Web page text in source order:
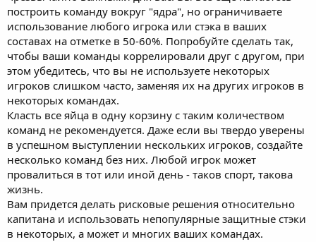
построить команду вокруг "ядра", но ограничиваете
использование любого игрока или стэка в ваших
составах на отметке в 50-60%. Попробуйте сделать так,
чтобы ваши команды коррелировали друг с другом, при
этом убедитесь, что вы не используете некоторых
игроков слишком часто, заменяя их на других игроков в
некоторых командах.
Класть все яйца в одну корзину с таким количеством
команд не рекомендуется. Даже если вы твердо уверены
в успешном выступлении нескольких игроков, создайте
несколько команд без них. Любой игрок может
провалиться в тот или иной день - таков спорт, такова
жизнь.
Вам придется делать рисковые решения относительно
капитана и использовать непопулярные защитные стэки
в некоторых, а может и многих ваших командах.